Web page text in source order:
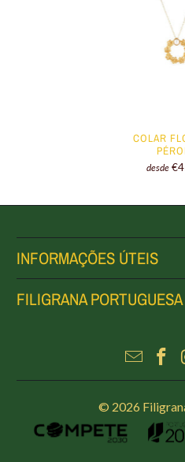
COLAR
desde
INFORMAÇÕES ÚTEIS
FILIGRANA PORTUGUESA
© 2026